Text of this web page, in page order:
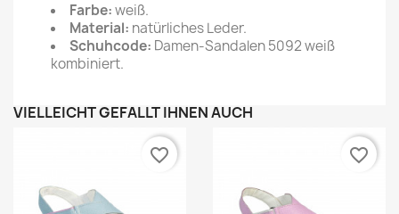
Farbe:weiß.
Material: natürliches Leder.
Schuhcode: Damen-Sandalen 5092 weiß
kombiniert.
VIELLEICHT GEFÄLLT IHNEN AUCH
favorite_border favorite_border